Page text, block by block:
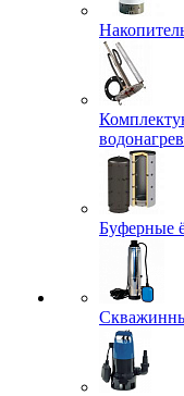
Буферные